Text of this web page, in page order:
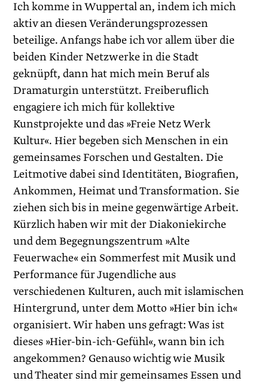
Ich komme in Wuppertal an, indem ich mich
aktiv an diesen Veränderungsprozessen
beteilige. Anfangs habe ich vor allem über die
beiden Kinder Netzwerke in die Stadt
geknüpft, dann hat mich mein Beruf als
Dramaturgin unterstützt. Freiberuflich
engagiere ich mich für kollektive
Kunstprojekte und das »Freie Netz Werk
Kultur«. Hier begeben sich Menschen in ein
gemeinsames Forschen und Gestalten. Die
Leitmotive dabei sind Identitäten, Biografien,
Ankommen, Heimat und Transformation. Sie
ziehen sich bis in meine gegenwärtige Arbeit.
Kürzlich haben wir mit der Diakoniekirche
und dem Begegnungszentrum »Alte
Feuerwache« ein Sommerfest mit Musik und
Performance für Jugendliche aus
verschiedenen Kulturen, auch mit islamischen
Hintergrund, unter dem Motto »Hier bin ich«
organisiert. Wir haben uns gefragt: Was ist
dieses »Hier-bin-ich-Gefühl«, wann bin ich
angekommen? Genauso wichtig wie Musik
und Theater sind mir gemeinsames Essen und